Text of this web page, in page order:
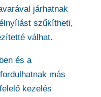
járhatnak
szűkítheti,
válhat.
és a
más
kezelés